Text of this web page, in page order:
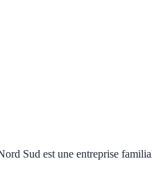
Sud est une entreprise